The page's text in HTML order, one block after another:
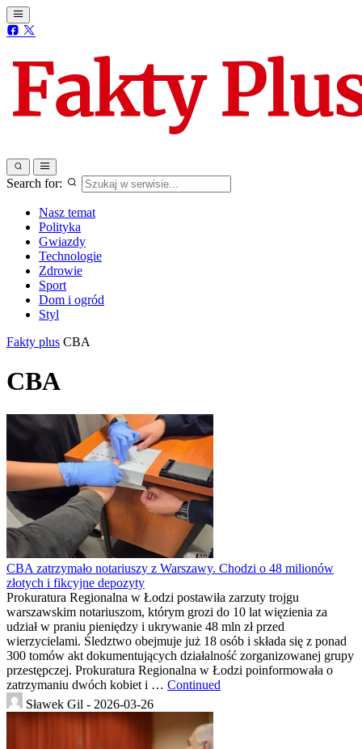
Search for:
Nasz temat
Polityka
Gwiazdy
Technologie
Zdrowie
Sport
Dom i ogród
Styl
Fakty plus CBA
CBA
CBA zatrzymało notariuszy z Warszawy. Chodzi o 48 milionów
złotych i fikcyjne depozyty
Prokuratura Regionalna w Łodzi postawiła zarzuty trojgu
warszawskim notariuszom, którym grozi do 10 lat więzienia za
udział w praniu pieniędzy i ukrywanie 48 mln zł przed
wierzycielami. Śledztwo obejmuje już 18 osób i składa się z ponad
300 tomów akt dokumentujących działalność zorganizowanej grupy
przestępczej. Prokuratura Regionalna w Łodzi poinformowała o
zatrzymaniu dwóch kobiet i … Continued
Sławek Gil - 2026-03-26